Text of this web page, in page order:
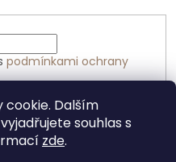
cookie. Dalším
souhlas s
zde.
podmínkami ochrany